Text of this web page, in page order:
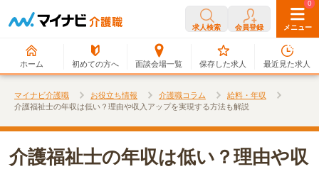
求人検索 会員登録 メニュー
ホーム 初めての方へ 面談会場一覧
0
保存した求人
0
最近見た求人
マイナビ介護職 お役立ち情報 介護職コラム
給料・年収
介護福祉士の年収は低い？理由や収入アップを実現する方法も解説
介護福祉士の年収は低い？理由や収